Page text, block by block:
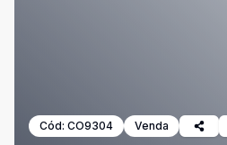
Cód: CO9304 Venda